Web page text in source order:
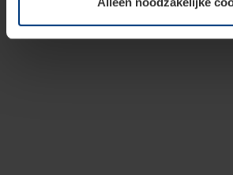
wijzigen of herroepen.